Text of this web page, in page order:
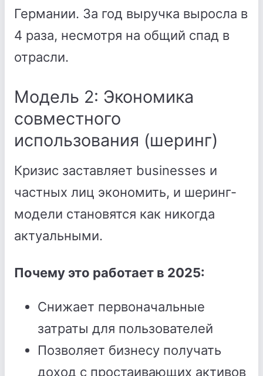
Германии. За год выручка выросла в
4 раза, несмотря на общий спад в
отрасли.
Модель 2: Экономика
совместного
использования (шеринг)
Кризис заставляет businesses и
частных лиц экономить, и шеринг-
модели становятся как никогда
актуальными.
Почему это работает в 2025:
Снижает первоначальные
затраты для пользователей
Позволяет бизнесу получать
доход с простаивающих активов